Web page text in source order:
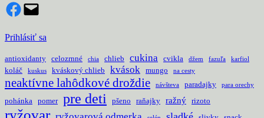
Facebook
Mail
Prihlásiť sa
antioxidanty celozrnné chia chlieb cukina cvikla džem fazuľa karfiol
koláč kuskus kváskový chlieb kvások mungo na cesty
neaktívne lahôdkové droždie návšteva paradajky para orechy
pohánka pomer pre deti pšeno raňajky ražný rizoto
ryžovar